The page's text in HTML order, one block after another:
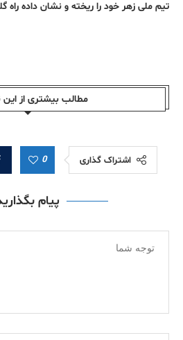
تیم ملی زهر خود را ریخته و نشان داده راه
مطالب بیشتری از این
اشتراک گذاری 0
پیام